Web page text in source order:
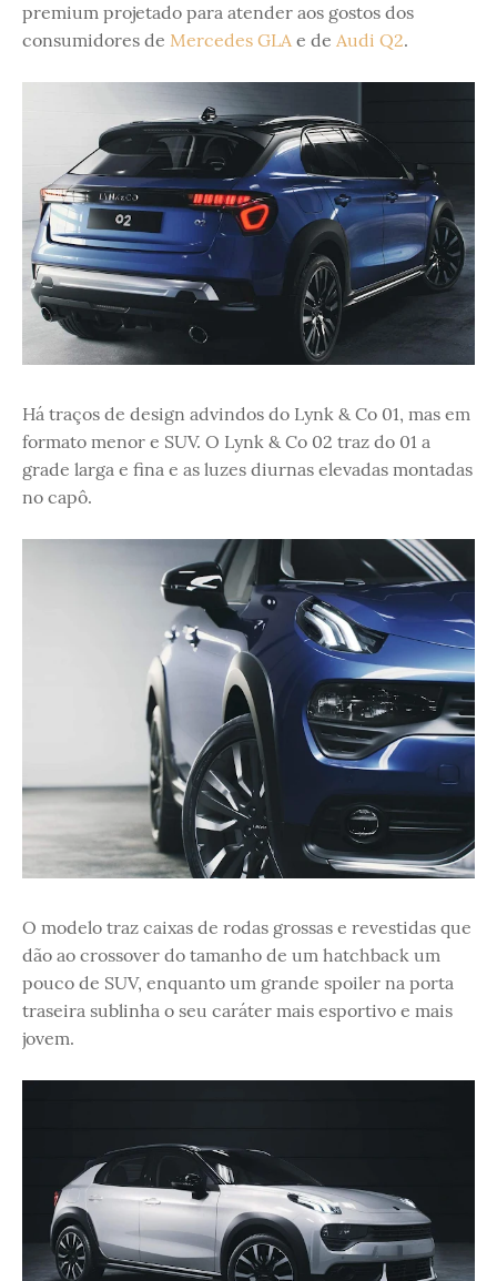
premium projetado para atender aos gostos dos
consumidores de Mercedes GLA e de Audi Q2.
Há traços de design advindos do Lynk & Co 01, mas em
formato menor e SUV. O Lynk & Co 02 traz do 01 a
grade larga e fina e as luzes diurnas elevadas montadas
no capô.
O modelo traz caixas de rodas grossas e revestidas que
dão ao crossover do tamanho de um hatchback um
pouco de SUV, enquanto um grande spoiler na porta
traseira sublinha o seu caráter mais esportivo e mais
jovem.